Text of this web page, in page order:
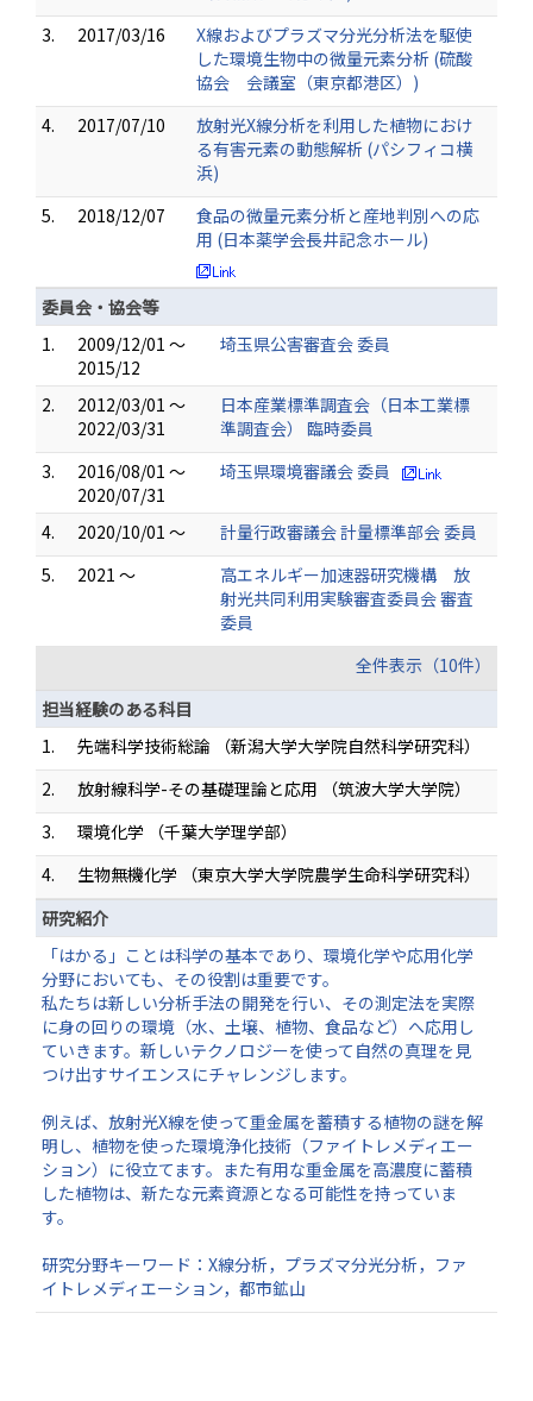
3.
2017/03/16
X線およびプラズマ分光分析法を駆使
した環境生物中の微量元素分析 (硫酸
協会 会議室（東京都港区）)
4.
2017/07/10
放射光X線分析を利用した植物におけ
る有害元素の動態解析 (パシフィコ横
浜)
5.
2018/12/07
食品の微量元素分析と産地判別への応
用 (日本薬学会長井記念ホール)
委員会・協会等
1.
2009/12/01 ～
2015/12
埼玉県公害審査会 委員
2.
2012/03/01 ～
2022/03/31
日本産業標準調査会（日本工業標
準調査会） 臨時委員
3.
2016/08/01 ～
2020/07/31
埼玉県環境審議会 委員
4. 2020/10/01 ～
計量行政審議会 計量標準部会 委員
5.
2021 ～
高エネルギー加速器研究機構 放
射光共同利用実験審査委員会 審査
委員
全件表示（10件）
担当経験のある科目
1.
先端科学技術総論 （新潟大学大学院自然科学研究科）
2.
放射線科学-その基礎理論と応用 （筑波大学大学院）
3.
環境化学 （千葉大学理学部）
4.
生物無機化学 （東京大学大学院農学生命科学研究科）
研究紹介
「はかる」ことは科学の基本であり、環境化学や応用化学
分野においても、その役割は重要です。
私たちは新しい分析手法の開発を行い、その測定法を実際
に身の回りの環境（水、土壌、植物、食品など）へ応用し
ていきます。新しいテクノロジーを使って自然の真理を見
つけ出すサイエンスにチャレンジします。
例えば、放射光X線を使って重金属を蓄積する植物の謎を解
明し、植物を使った環境浄化技術（ファイトレメディエー
ション）に役立てます。また有用な重金属を高濃度に蓄積
した植物は、新たな元素資源となる可能性を持っていま
す。
研究分野キーワード：X線分析，プラズマ分光分析，ファ
イトレメディエーション，都市鉱山